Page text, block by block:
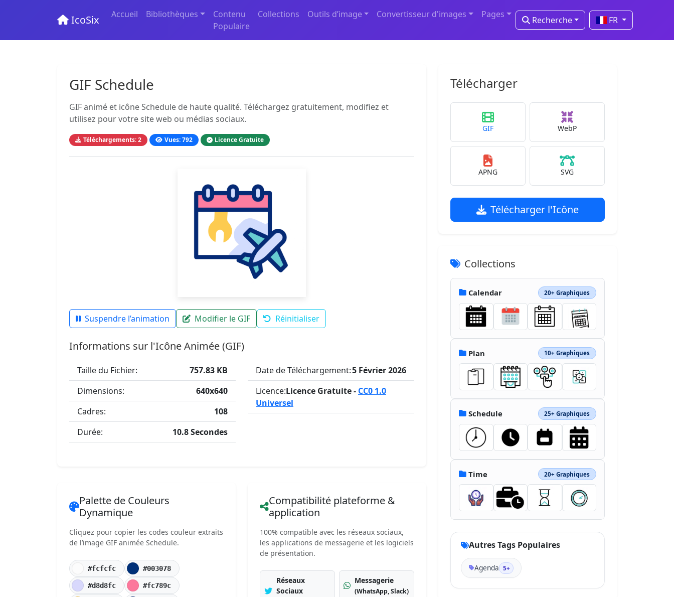
IcoSix Accueil Bibliothèques
Contenu
Populaire
Collections Outils d’image Convertisseur d'images Pages
Recherche FR
GIF Schedule
GIF animé et icône Schedule de haute qualité. Téléchargez gratuitement, modifiez et
utilisez pour votre site web ou médias sociaux.
Téléchargements: 2 Vues: 792 Licence Gratuite
Suspendre l’animation Modifier le GIF Réinitialiser
Informations sur l'Icône Animée (GIF)
Taille du Fichier:
757.83 KB
Dimensions:
640x640
Cadres:
108
Durée:
10.8 Secondes
Date de Téléchargement:5 Février 2026
Licence:Licence Gratuite - CC0 1.0
Universel
Palette de Couleurs
Dynamique
Cliquez pour copier les codes couleur extraits
de l’image GIF animée Schedule.
#fcfcfc #003078
#d8d8fc #fc789c
Compatibilité plateforme &
application
100% compatible avec les réseaux sociaux,
les applications de messagerie et les logiciels
de présentation.
Réseaux
Sociaux
Messagerie
(WhatsApp, Slack)
Télécharger
GIF WebP
APNG SVG
Télécharger l'Icône
Collections
Calendar 20+ Graphiques
Plan 10+ Graphiques
Schedule 25+ Graphiques
Time 20+ Graphiques
Autres Tags Populaires
Agenda 5+